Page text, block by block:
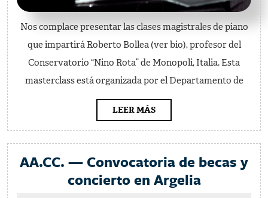
Nos complace presentar las clases magistrales de piano
que impartirá Roberto Bollea (ver bio), profesor del
Conservatorio “Nino Rota” de Monopoli, Italia. Esta
masterclass está organizada por el Departamento de
LEER MÁSLEER
MÁS
AA.CC. — Convocatoria de becas y
concierto en ArgeliaAA.CC.